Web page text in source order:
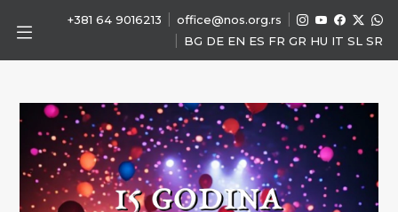
+381 64 9016213 office@nos.org.rs
BG DE EN ES FR GR HU IT SL SR